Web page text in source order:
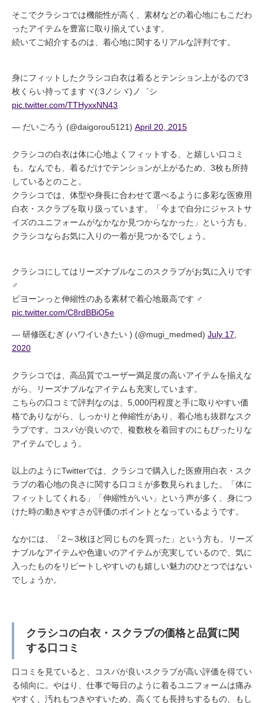
そこでクラシコでは機能性が高く、素材などの着心地にもこだわ
ったアイテムを豊富に取り揃えています。
続いてご紹介するのは、着心地に関するリアルな評判です。
身にフィットしたクラシコ白衣は着るとテンション上がるので3
枚くらい持ってますヾ(:3ノシヾ)ノ゛シ
pic.twitter.com/TTHyxxNN43
— だいごろう (@daigorou5121) April 20, 2015
クラシコの白衣は体に心地よくフィットする、と嬉しい口コミ
も。なんでも、着るだけでテンションが上がるため、3枚も所持
しているとのこと。
クラシコでは、体型や身長に合わせて選べるように多彩な医療用
白衣・スクラブを取り扱っています。「今まで自分にジャストサ
イズのユニフォームがなかなか見つからなかった」という方も、
クラシコならお気に入りの一着が見つかるでしょう。
クラシコにしてはリーズナブルなこのスクラブがお気に入りです
♂‍
ビヨーンっと伸縮性のある素材で着心地最高です ‍♂‍
pic.twitter.com/C8rdBBiO5e
— 研修医むぎ (ハワイいきたい ) (@mugi_medmed) July 17,
2020
クラシコでは、高品質でユーザー満足度の高いアイテムを揃えな
がら、リーズナブルなアイテムも充実しています。
こちらの口コミで評判なのは、5,000円程度と手に取りやすい価
格でありながら、しっかりと伸縮性があり、着心地も抜群なスク
ラブです。コスパが良いので、複数枚を着回すのにもぴったりな
アイテムでしょう。
以上のようにTwitterでは、クラシコで購入した医療用白衣・スク
ラブの着心地の良さに関する口コミが多数見られました。「体に
フィットしてくれる」「伸縮性がいい」という声が多く、身につ
けた時の動きやすさが評価のポイントとなっているようです。
なかには、「2～3枚ほど同じものを買った」という方も。リーズ
ナブルなアイテムや色違いのアイテムが充実しているので、気に
入ったものをリピートしやすいのも嬉しい魅力のひとつではない
でしょうか。
クラシコの白衣・スクラブの価格と品質に関
する口コミ
口コミを見ていると、コスパが良いスクラブが高い評価を得てい
る傾向に。やはり、仕事で毎日のように着るユニフォームは痛み
やすく、汚れもつきやすいため、高くても長持ちするもの、もし